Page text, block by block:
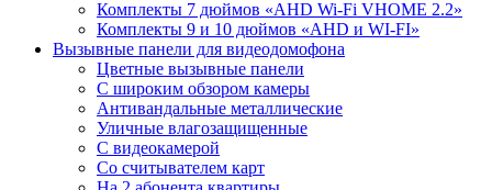
Комплекты 7 дюймов «AHD Wi-Fi VHOME 2.2»
Комплекты 9 и 10 дюймов «AHD и WI-FI»
Вызывные панели для видеодомофона
Цветные вызывные панели
С широким обзором камеры
Антивандальные металлические
Уличные влагозащищенные
С видеокамерой
Со считывателем карт